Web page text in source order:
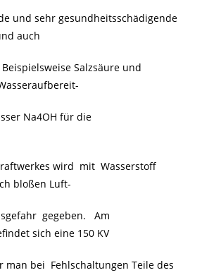
und sehr gesundheitsschädigende
auch
Salzsäure und
Na4OH für die
wird mit Wasserstoff
bloßen Luft-
gegeben. Am
sich eine 150 KV
man bei Fehlschaltungen Teile des